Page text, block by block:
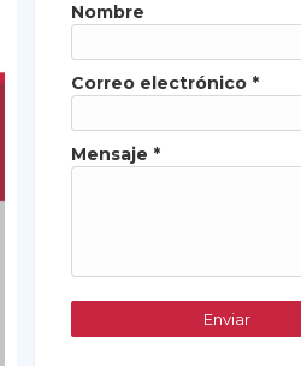
Nombre
Correo electrónico *
Mensaje *